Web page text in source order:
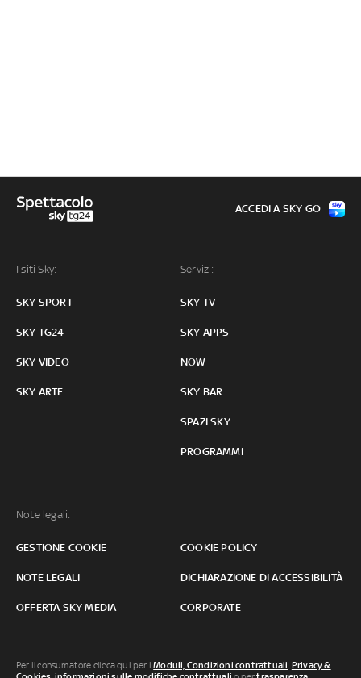
I siti Sky:
SKY SPORT
SKY TG24
SKY VIDEO
SKY ARTE
Servizi:
SKY TV
SKY APPS
NOW
SKY BAR
SPAZI SKY
PROGRAMMI
Note legali:
GESTIONE COOKIE COOKIE POLICY
NOTE LEGALI DICHIARAZIONE DI ACCESSIBILITÀ
OFFERTA SKY MEDIA CORPORATE
ACCEDI A SKY GO
Per il consumatore clicca qui per iModuli, Condizioni contrattuali Privacy &